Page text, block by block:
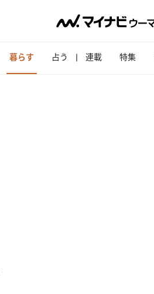
暮らす 占う 連載 特集